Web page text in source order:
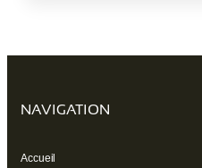
NAVIGATION
Accueil